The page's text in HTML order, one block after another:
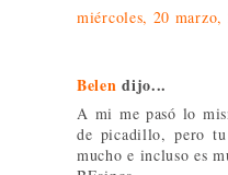
miércoles, 20 marzo,
Belen dijo...
A mi me pasó lo
de picadillo, pero
mucho e incluso es